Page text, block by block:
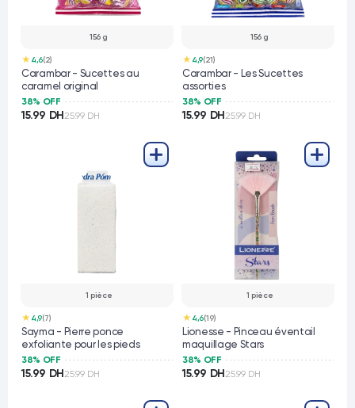
156 g
★ 4,6(2)
Carambar - Sucettes au
caramel original
38% OFF
15.99 DH 25.99 DH
156 g
★ 4,9(21)
Carambar - Les Sucettes
assorties
38% OFF
15.99 DH 25.99 DH
1 pièce
★ 4,9(7)
Sayma - Pierre ponce
exfoliante pour les pieds
38% OFF
15.99 DH 25.99 DH
1 pièce
★ 4,6(19)
Lionesse - Pinceau éventail
maquillage Stars
38% OFF
15.99 DH 25.99 DH